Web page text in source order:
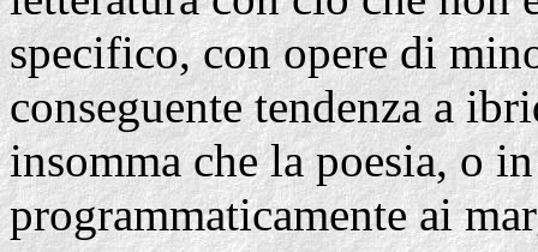
specifico, con opere di
conseguente tendenza a
insomma che la poesia, o
programmaticamente ai